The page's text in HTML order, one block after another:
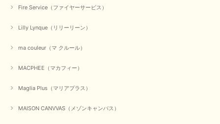
Fire Service（ファイヤーサービス）
Lilly Lynque（リリーリーン）
ma couleur（マ クルール）
MACPHEE（マカフィー）
Maglia Plus（マリアプラス）
MAISON CANVVAS（メゾンキャンバス）